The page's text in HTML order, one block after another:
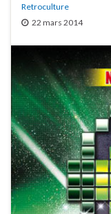
Retroculture
22 mars 2014